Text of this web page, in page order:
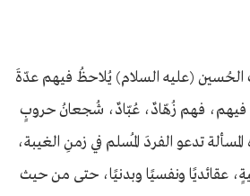
(عليه السلام) يُلاحظُ فيهم عدّةَ
فهم زُهّادٌ، عُبّادٌ، شُجعانُ حروبٍ
تدعو الفردَ المُسلم في زمنِ الغيبة،
عقائديًا ونفسيًا وبدنيًا، حتى من حيث